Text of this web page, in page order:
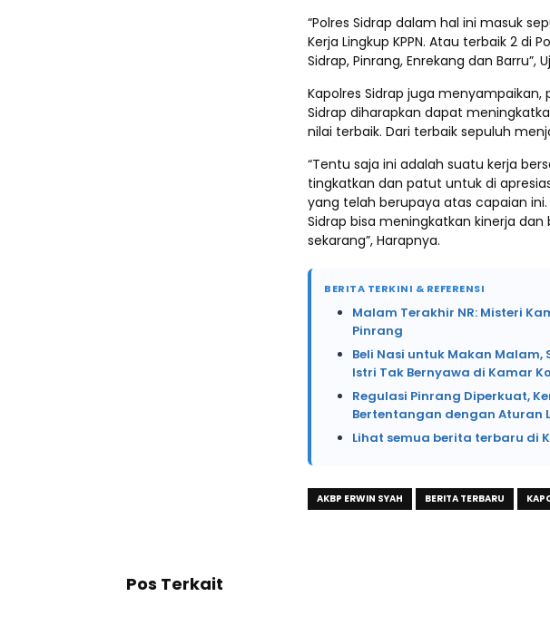
“Polres Sidrap dalam hal ini masuk
Kerja Lingkup KPPN. Atau terbaik 2 di
Sidrap, Pinrang, Enrekang dan Barru”,
Kapolres Sidrap juga
Sidrap diharapkan dapat
nilai terbaik. Dari terbaik sepuluh
“Tentu saja ini adalah suatu kerja
tingkatkan dan patut untuk di
yang telah berupaya atas capaian
Sidrap bisa meningkatkan kinerja
sekarang”, Harapnya.
BERITA TERKINI & REFERENSI
Malam Terakhir NR: Misteri
Pinrang
Beli Nasi untuk Makan
Istri Tak Bernyawa di Kamar
Regulasi Pinrang Diperkuat,
Bertentangan dengan Aturan
Lihat semua berita terbaru di
AKBP ERWIN SYAH BERITA TERBARU
Pos Terkait